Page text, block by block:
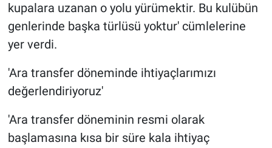
kupalara uzanan o yolu yürümektir. Bu kulübün
genlerinde başka türlüsü yoktur' cümlelerine
yer verdi.
'Ara transfer döneminde ihtiyaçlarımızı
değerlendiriyoruz'
'Ara transfer döneminin resmi olarak
başlamasına kısa bir süre kala ihtiyaç